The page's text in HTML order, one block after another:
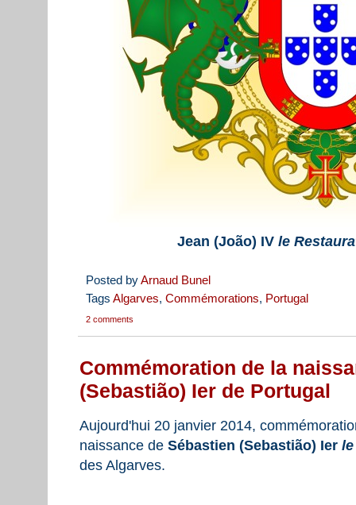
Jean (João) IVle
Posted byArnaud Bunel
Tags Algarves, Commémorations, Portugal
2 comments
Commémoration de la
(Sebastião) Ier de Portugal
Aujourd'hui 20 janvier 2014,
naissance de Sébastien (Sebastião) Ier
des Algarves.